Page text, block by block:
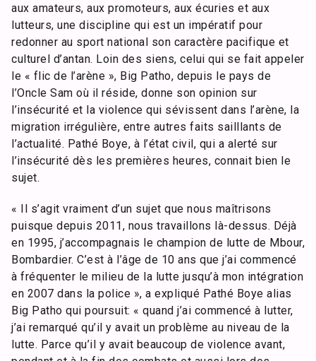
aux amateurs, aux promoteurs, aux écuries et aux
lutteurs, une discipline qui est un impératif pour
redonner au sport national son caractère pacifique et
culturel d’antan. Loin des siens, celui qui se fait appeler
le « flic de l’arène », Big Patho, depuis le pays de
l’Oncle Sam où il réside, donne son opinion sur
l’insécurité et la violence qui sévissent dans l’arène, la
migration irrégulière, entre autres faits sailllants de
l’actualité. Pathé Boye, à l’état civil, qui a alerté sur
l’insécurité dès les premières heures, connait bien le
sujet.
« Il s’agit vraiment d’un sujet que nous maîtrisons
puisque depuis 2011, nous travaillons là-dessus. Déjà
en 1995, j’accompagnais le champion de lutte de Mbour,
Bombardier. C’est à l’âge de 10 ans que j’ai commencé
à fréquenter le milieu de la lutte jusqu’à mon intégration
en 2007 dans la police », a expliqué Pathé Boye alias
Big Patho qui poursuit: « quand j’ai commencé à lutter,
j’ai remarqué qu’il y avait un problème au niveau de la
lutte. Parce qu’il y avait beaucoup de violence avant,